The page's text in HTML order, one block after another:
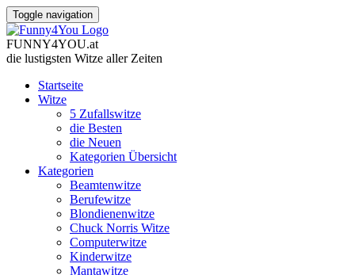
Toggle navigation
FUNNY4YOU.at
die lustigsten Witze aller Zeiten
Startseite
Witze
5 Zufallswitze
die Besten
die Neuen
Kategorien Übersicht
Kategorien
Beamtenwitze
Berufewitze
Blondienenwitze
Chuck Norris Witze
Computerwitze
Kinderwitze
Mantawitze